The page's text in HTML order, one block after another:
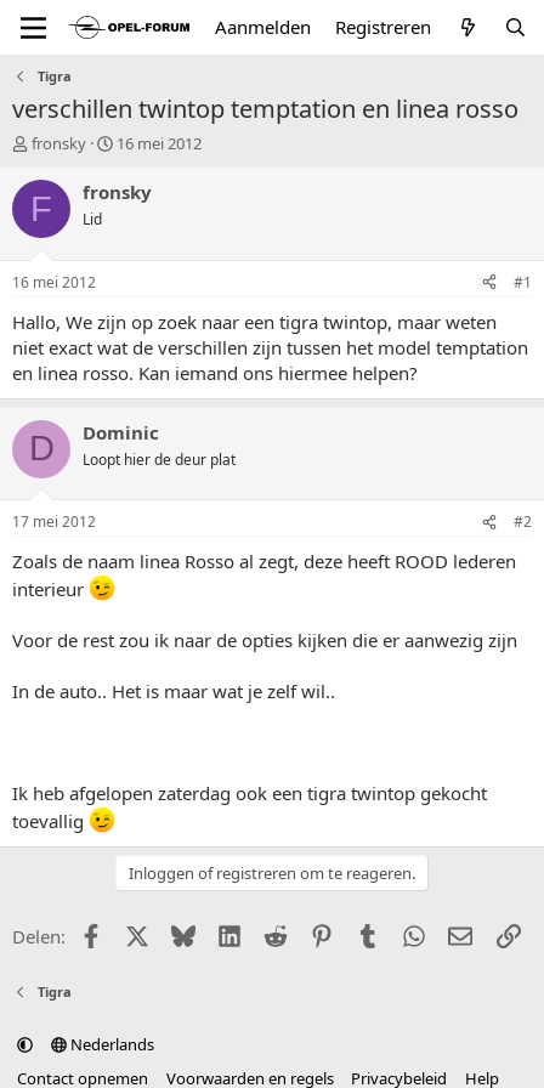
Aanmelden Registreren
Tigra
verschillen twintop temptation en linea rosso
T
p
a
r
e
r
fronsky
S
a
u
m
16 mei 2012
F fronsky
Lid
16 mei 2012 #1
Hallo, We zijn op zoek naar een tigra twintop, maar weten
niet exact wat de verschillen zijn tussen het model temptation
en linea rosso. Kan iemand ons hiermee helpen?
D Dominic
Loopt hier de deur plat
17 mei 2012 #2
Zoals de naam linea Rosso al zegt, deze heeft ROOD lederen
interieur
Voor de rest zou ik naar de opties kijken die er aanwezig zijn
In de auto.. Het is maar wat je zelf wil..
Ik heb afgelopen zaterdag ook een tigra twintop gekocht
toevallig
Inloggen of registreren om te reageren.
Delen: FacebookX (Twitter)
BlueskyLinkedIn
Reddit PinterestTumblr WhatsApp
E-mail
Tigra
Nederlands
Contact opnemen
Voorwaarden en regels Privacybeleid Help